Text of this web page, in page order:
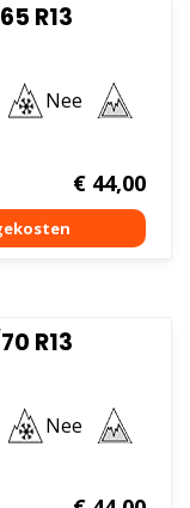
R13
Nee
€44,00
R13
Nee